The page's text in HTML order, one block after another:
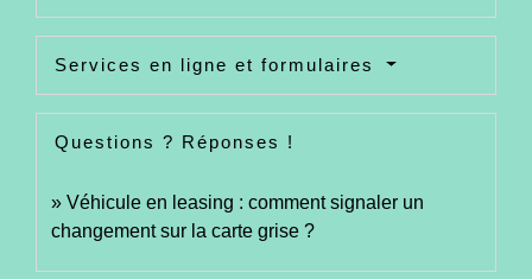
Services en ligne et formulaires
Questions ? Réponses !
Véhicule en leasing : comment signaler un
changement sur la carte grise ?